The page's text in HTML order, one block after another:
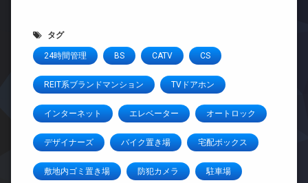
タグ
24時間管理 BS CATV CS
REIT系ブランドマンション TVドアホン
インターネット エレベーター オートロック
デザイナーズ バイク置き場 宅配ボックス
敷地内ゴミ置き場 防犯カメラ 駐車場